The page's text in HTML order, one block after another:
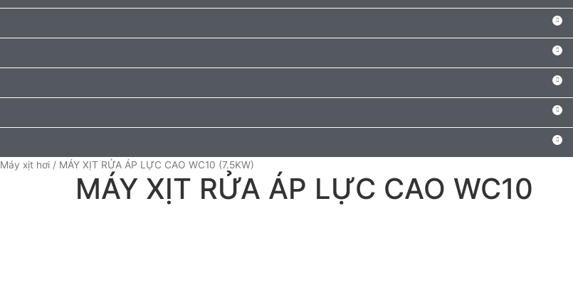
Máy xịt hơi / MÁY XỊT RỬA ÁP LỰC CAO WC10 (7.5KW)
MÁY XỊT RỬA ÁP LỰC CAO WC10